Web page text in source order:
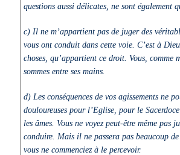
questions aussi délicates, ne sont également
c) Il ne m’appartient pas de juger des
vous ont conduit dans cette voie. C’est à
choses, qu’appartient ce droit. Vous, comme
sommes entre ses mains.
d) Les conséquences de vos agissements ne
douloureuses pour l’Eglise, pour le
les âmes. Vous ne voyez peut-être même pas
conduire. Mais il ne passera pas beaucoup
vous ne commenciez à le percevoir.